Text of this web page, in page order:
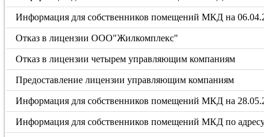
Информация для собственников помещений МКД на
Отказ в лицензии ООО"Жилкомплекс"
Отказ в лицензии четырем управляющим компаниям
Предоставление лицензии управляющим компаниям
Информация для собственников помещений МКД на
Информация для собственников помещений МКД по адресу